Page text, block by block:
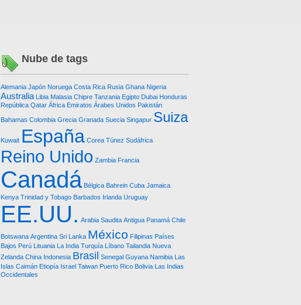
Nube de tags
Alemania Japón Noruega Costa Rica Rusia Ghana Nigeria
Australia Libia Malasia Chipre Tanzania Egipto Dubai Honduras
República Qatar África Emiratos Árabes Unidos Pakistán
Bahamas Colombia Grecia Granada Suecia Singapur Suiza
Kuwait España Corea Túnez Sudáfrica
Reino Unido Zambia Francia
Canadá Bélgica Bahrein Cuba Jamaica
Kenya Trinidad y Tobago Barbados Irlanda Uruguay
EE.UU. Arabia Saudita Antigua Panamá Chile
Botswana Argentina Sri Lanka México Filipinas Países
Bajos Perú Lituania La India Turquía Líbano Tailandia Nueva
Zelanda China Indonesia Brasil Senegal Guyana Namibia Las
Islas Caimán Etiopía Israel Taiwan Puerto Rico Bolivia Las Indias
Occidentales